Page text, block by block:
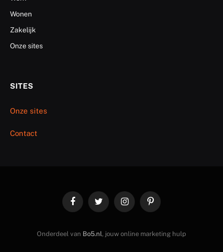
Wonen
Zakelijk
Onze sites
SITES
Onze sites
Contact
FacebookTwitter InstagramPinterest
Onderdeel van Bo5.nl, jouw online marketing hulp